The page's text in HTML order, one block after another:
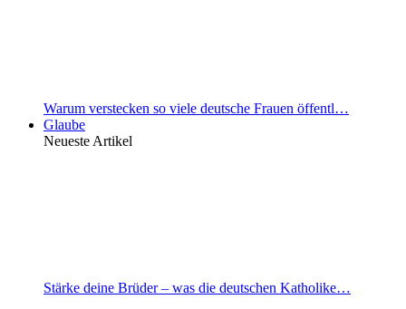
Warum verstecken so viele deutsche Frauen öffentl…
Glaube
Neueste Artikel
Stärke deine Brüder – was die deutschen Katholike…